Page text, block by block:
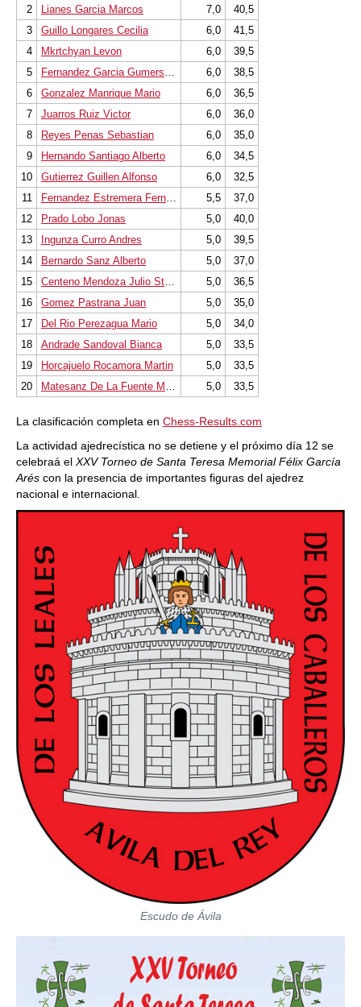
2
Lianes Garcia Marcos 7,0
40,5
3
Guillo Longares Cecilia 6,0
41,5
4
Mkrtchyan Levon 6,0
39,5
5
6,0
38,5
6
Gonzalez Manrique Mario 6,0
36,5
7
Juarros Ruiz Victor 6,0
36,0
8
Reyes Penas Sebastian 6,0
35,0
9
Hernando Santiago Alberto 6,0
34,5
10
Gutierrez Guillen Alfonso 6,0
32,5
11
5,5
37,0
12
Prado Lobo Jonas 5,0
40,0
13
Ingunza Curro Andres 5,0
39,5
14
Bernardo Sanz Alberto 5,0
37,0
15
5,0
36,5
16
Gomez Pastrana Juan 5,0
35,0
17
Del Rio Perezagua Mario 5,0
34,0
18
Andrade Sandoval Bianca 5,0
33,5
19
Horcajuelo Rocamora Martin 5,0
33,5
20
5,0 33,5
La clasificación completa en Chess-Results.com
La actividad ajedrecística no se detiene y el próximo día 12 se
celebraá el XXV Torneo de Santa Teresa Memorial Félix García
Arés con la presencia de importantes figuras del ajedrez
nacional e internacional.
Escudo de Ávila